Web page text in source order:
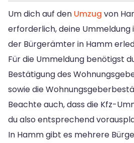
Um dich auf den Umzug von
erforderlich, deine Ummeldung
der Bürgerämter in Hamm
Für die Ummeldung benötigst
Bestätigung des
sowie die
Beachte auch, dass die Kfz-
du also entsprechend
In Hamm gibt es mehrere